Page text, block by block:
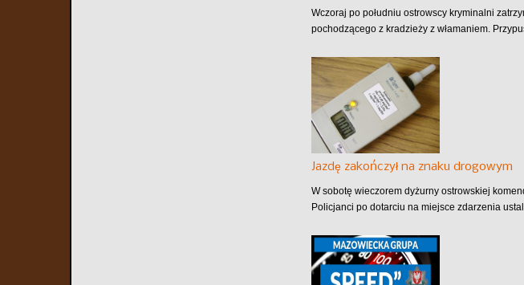
Wczoraj po południu ostrowscy kryminalni
pochodzącego z kradzieży z włamaniem.
Jazdę zakończył na znaku drogowym
W sobotę wieczorem dyżurny ostrowskiej
Policjanci po dotarciu na miejsce zdarzenia